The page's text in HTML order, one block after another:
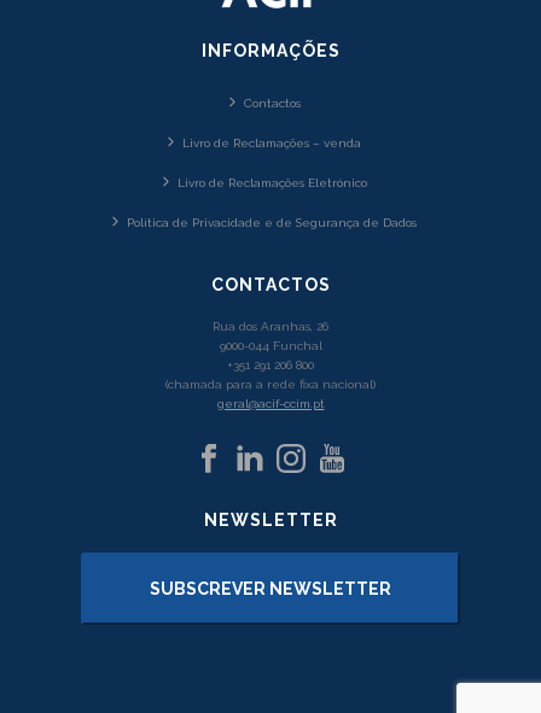
INFORMAÇÕES
Contactos
Livro de Reclamações – venda
Livro de Reclamações Eletrónico
Política de Privacidade e de Segurança de Dados
CONTACTOS
Rua dos Aranhas, 26
9000-044 Funchal
+351 291 206 800
(chamada para a rede fixa nacional)
geral@acif-ccim.pt
NEWSLETTER
SUBSCREVER NEWSLETTER